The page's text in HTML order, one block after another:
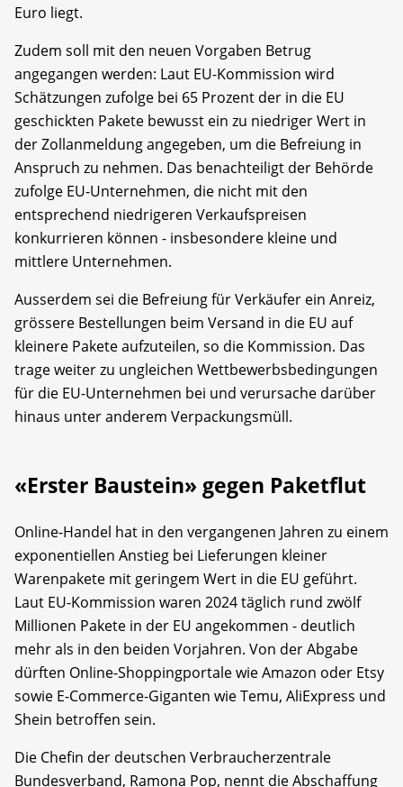
Euro liegt.
Zudem soll mit den neuen Vorgaben Betrug
angegangen werden: Laut EU-Kommission wird
Schätzungen zufolge bei 65 Prozent der in die EU
geschickten Pakete bewusst ein zu niedriger Wert in
der Zollanmeldung angegeben, um die Befreiung in
Anspruch zu nehmen. Das benachteiligt der Behörde
zufolge EU-Unternehmen, die nicht mit den
entsprechend niedrigeren Verkaufspreisen
konkurrieren können - insbesondere kleine und
mittlere Unternehmen.
Ausserdem sei die Befreiung für Verkäufer ein Anreiz,
grössere Bestellungen beim Versand in die EU auf
kleinere Pakete aufzuteilen, so die Kommission. Das
trage weiter zu ungleichen Wettbewerbsbedingungen
für die EU-Unternehmen bei und verursache darüber
hinaus unter anderem Verpackungsmüll.
«Erster Baustein» gegen Paketflut
Online-Handel hat in den vergangenen Jahren zu einem
exponentiellen Anstieg bei Lieferungen kleiner
Warenpakete mit geringem Wert in die EU geführt.
Laut EU-Kommission waren 2024 täglich rund zwölf
Millionen Pakete in der EU angekommen - deutlich
mehr als in den beiden Vorjahren. Von der Abgabe
dürften Online-Shoppingportale wie Amazon oder Etsy
sowie E-Commerce-Giganten wie Temu, AliExpress und
Shein betroffen sein.
Die Chefin der deutschen Verbraucherzentrale
Bundesverband, Ramona Pop, nennt die Abschaffung